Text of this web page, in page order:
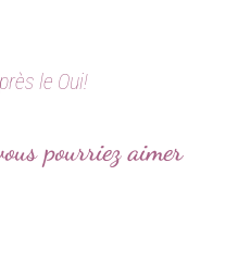
le Oui!
pourriez aimer